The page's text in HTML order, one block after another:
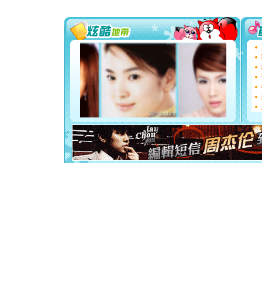
你太多，
要平安！
[圣诞节]
能正大
都要快乐
[圣诞节]
如意,快
[元旦]
看
断电。
你是我
[元旦]
起；二是
离。水晶
[元旦]当
泣，这痛